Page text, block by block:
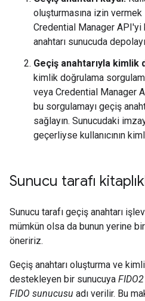
oluşturmasına izin
Credential Manager API'yi
anahtarı sunucuda
Geçiş anahtarıyla kimlik
kimlik doğrulama
veya Credential Manager
bu sorgulamayı geçiş
sağlayın. Sunucudaki
geçerliyse kullanıcının
Sunucu tarafı
Sunucu tarafı geçiş anahtarı
mümkün olsa da bunun yerine
öneririz.
Geçiş anahtarı oluşturma ve
destekleyen bir sunucuya
FIDO sunucusu adı verilir. Bu